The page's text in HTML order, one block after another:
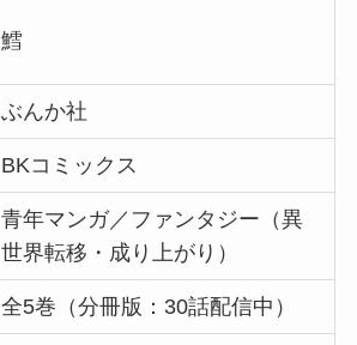
鱈
ぶんか社
BKコミックス
青年マンガ／ファンタジー（異
世界転移・成り上がり）
全5巻（分冊版：30話配信中）